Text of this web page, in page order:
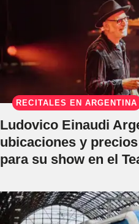
RECITALES EN ARGENTINA
Ludovico Einaudi
ubicaciones y
para su show en el